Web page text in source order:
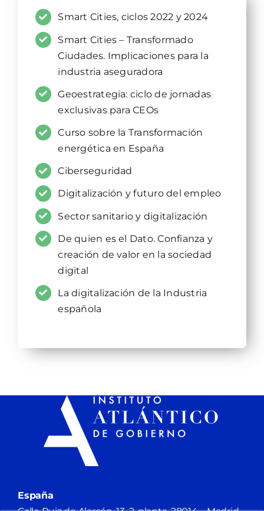
Smart Cities, ciclos 2022 y 2024
Smart Cities – Transformado
Ciudades. Implicaciones para la
industria aseguradora
Geoestrategia: ciclo de jornadas
exclusivas para CEOs
Curso sobre la Transformación
energética en España
Ciberseguridad
Digitalización y futuro del empleo
Sector sanitario y digitalización
De quien es el Dato. Confianza y
creación de valor en la sociedad
digital
La digitalización de la Industria
española
España